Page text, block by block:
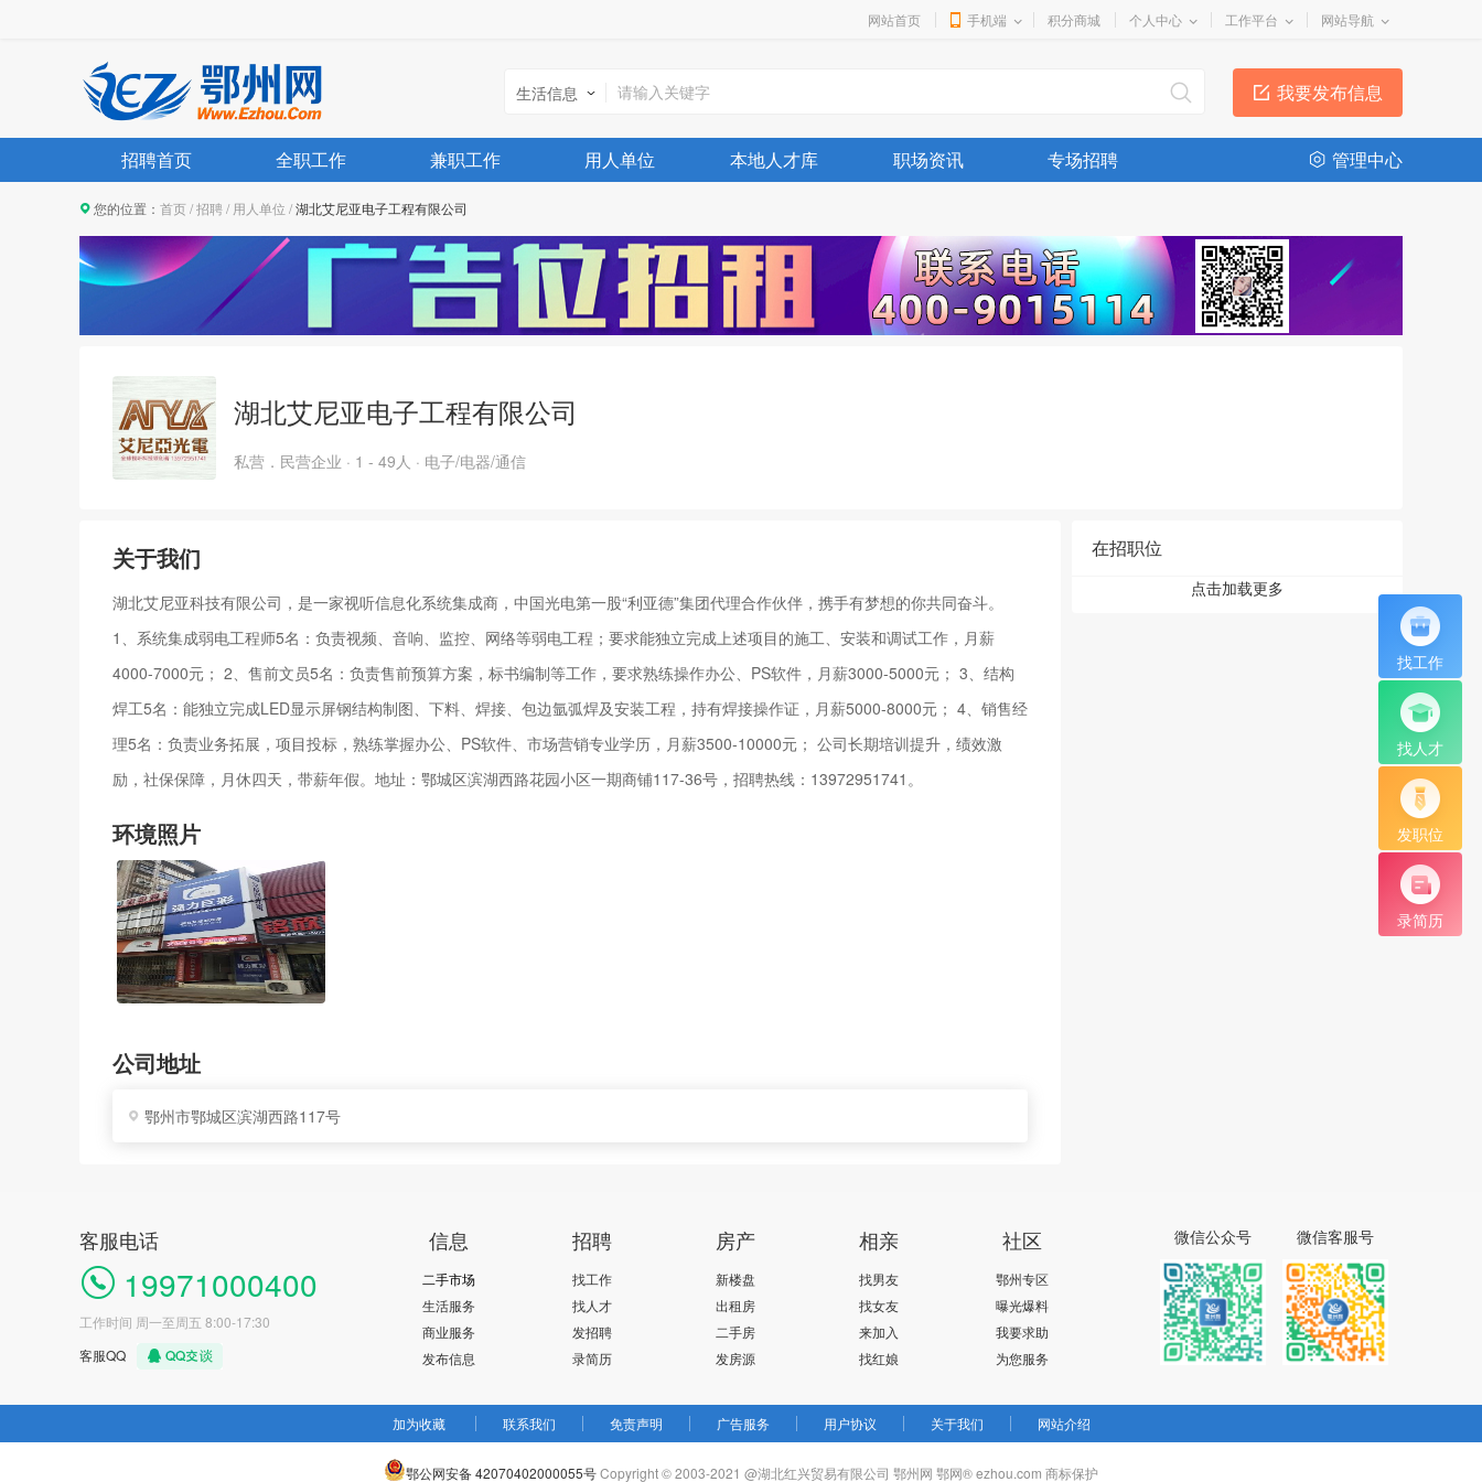
网站首页 手机端 积分商城 个人中心 工作平台 网站导航
我要发布信息
生活信息
招聘首页 全职工作 兼职工作 用人单位 本地人才库 职场资讯 专场招聘 管理中心
找工作
找人才
发职位
录简历
您的位置： 首页/招聘/ 用人单位 /湖北艾尼亚电子工程有限公司
湖北艾尼亚电子工程有限公司
私营．民营企业 · 1 - 49人 · 电子/电器/通信
关于我们
湖北艾尼亚科技有限公司，是一家视听信息化系统集成商，中国光电第一股“利亚德”集团代理合作伙伴，携手有梦想的你共同奋斗。
1、系统集成弱电工程师5名：负责视频、音响、监控、网络等弱电工程；要求能独立完成上述项目的施工、安装和调试工作，月薪
4000-7000元； 2、售前文员5名：负责售前预算方案，标书编制等工作，要求熟练操作办公、PS软件，月薪3000-5000元； 3、结构
焊工5名：能独立完成LED显示屏钢结构制图、下料、焊接、包边氩弧焊及安装工程，持有焊接操作证，月薪5000-8000元； 4、销售经
理5名：负责业务拓展，项目投标，熟练掌握办公、PS软件、市场营销专业学历，月薪3500-10000元； 公司长期培训提升，绩效激
励，社保保障，月休四天，带薪年假。地址：鄂城区滨湖西路花园小区一期商铺117-36号，招聘热线：13972951741。
环境照片
公司地址
鄂州市鄂城区滨湖西路117号
在招职位
点击加载更多
客服电话
19971000400
工作时间 周一至周五 8:00-17:30
客服QQ
信息
二手市场
生活服务
商业服务
发布信息
招聘
找工作
找人才
发招聘
录简历
房产
新楼盘
出租房
二手房
发房源
相亲
找男友
找女友
来加入
找红娘
社区
鄂州专区
曝光爆料
我要求助
为您服务
微信公众号 微信客服号
加为收藏 联系我们 免责声明 广告服务 用户协议 关于我们 网站介绍
鄂公网安备 42070402000055号Copyright © 2003-2021 @湖北红兴贸易有限公司 鄂州网 鄂网®ezhou.com 商标保护